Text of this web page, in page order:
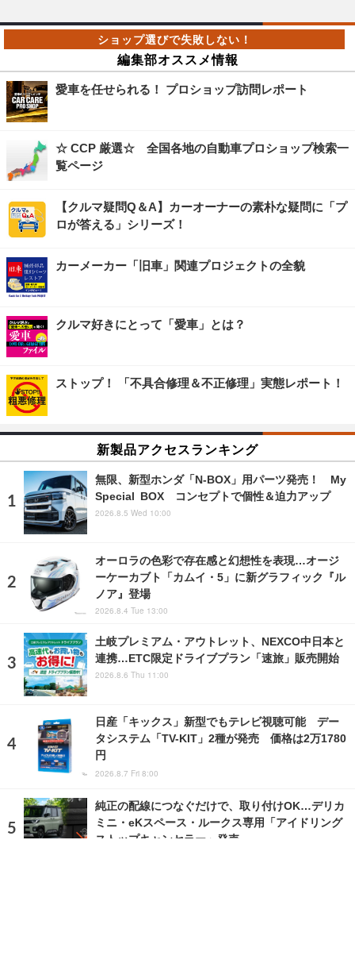
編集部オススメ情報
愛車を任せられる！ プロショップ訪問レポート
☆ CCP 厳選☆ 全国各地の自動車プロショップ検索一
覧ページ
【クルマ疑問Q＆A】カーオーナーの素朴な疑問に「プ
ロが答える」シリーズ！
カーメーカー「旧車」関連プロジェクトの全貌
クルマ好きにとって「愛車」とは？
ストップ！ 「不具合修理＆不正修理」実態レポート！
新製品アクセスランキング
無限、新型ホンダ「N-BOX」用パーツ発売！ My
Special BOX コンセプトで個性＆迫力アップ
2026.8.5 Wed 10:00
オーロラの色彩で存在感と幻想性を表現…オージ
ーケーカブト「カムイ・5」に新グラフィック『ル
ノア』登場
2026.8.4 Tue 13:00
土岐プレミアム・アウトレット、NEXCO中日本と
連携…ETC限定ドライブプラン「速旅」販売開始
2026.8.6 Thu 11:00
日産「キックス」新型でもテレビ視聴可能 デー
タシステム「TV-KIT」2種が発売 価格は2万1780
円
2026.8.7 Fri 8:00
純正の配線につなぐだけで、取り付けOK…デリカ
ミニ・eKスペース・ルークス専用「アイドリング
ストップキャンセラー」発売